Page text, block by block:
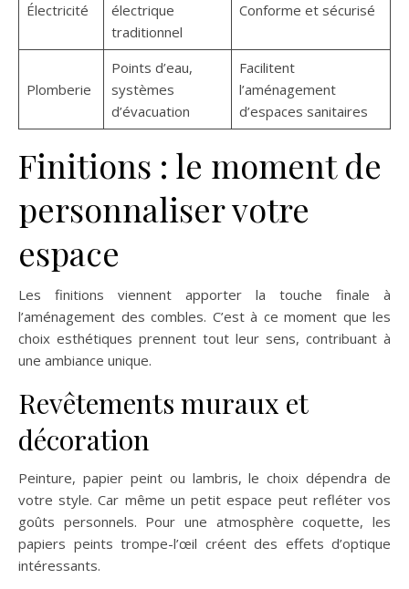
Électricité
électrique
traditionnel
Conforme et sécurisé
Plomberie
Points d’eau,
systèmes
d’évacuation
Facilitent
l’aménagement
d’espaces sanitaires
Finitions : le moment de
personnaliser votre
espace
Les finitions viennent apporter la touche finale à
l’aménagement des combles. C’est à ce moment que les
choix esthétiques prennent tout leur sens, contribuant à
une ambiance unique.
Revêtements muraux et
décoration
Peinture, papier peint ou lambris, le choix dépendra de
votre style. Car même un petit espace peut refléter vos
goûts personnels. Pour une atmosphère coquette, les
papiers peints trompe-l’œil créent des effets d’optique
intéressants.